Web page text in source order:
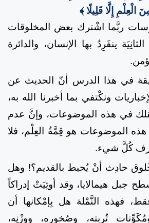
الْعِلْمِ إِلَّا قَلِيلًا ﴾
ربَّما اشْترك بعض المخلوقات
ينفَرِدُ بها الإنسان، والدائرة
في هذا الدرس أنّ الحديث عن
ونكْتفي بما أخبرنا الله به،
في هذه الموضوعات، وإنَّ عدم
الموضوعات هو قِمَّةُ العِلْم، فلا
كُلَّ شيء.
حادِث أنْ يُحيط بالقديم؟! وهل
جبل هيمالايا، وقد أوتِيَتْ إدراكاً
فهذه النَّمْلة هل بِإمْكانها أن
تُربته، وصُخوره، ووزْنِه،